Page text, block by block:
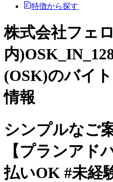
特徴から探す
株式会社フェ
内
(OSK)のバイ
情報
シンプルなご
【プランアド
払いOK #未経